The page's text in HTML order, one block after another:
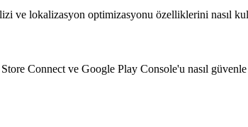
ve lokalizasyon optimizasyonu özelliklerini nasıl
Connect ve Google Play Console'u nasıl güvenle